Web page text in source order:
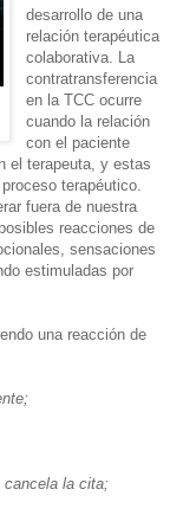
desarrollo de una
relación terapéutica
colaborativa. La
contratransferencia
en la TCC ocurre
cuando la relación
con el paciente
el terapeuta, y estas
terapéutico.
fuera de nuestra
reacciones de
sensaciones
estimuladas por
una reacción de
cancela la cita;